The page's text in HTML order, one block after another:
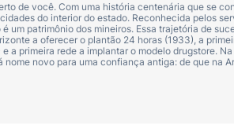
de você. Com uma história centenária que se
do interior do estado. Reconhecida pelos
um patrimônio dos mineiros. Essa trajetória de
a oferecer o plantão 24 horas (1933), a
a primeira rede a implantar o modelo drugstore.
nome novo para uma confiança antiga: de que na